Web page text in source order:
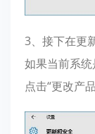
3、接下在更
如果当前系
点击“更改产